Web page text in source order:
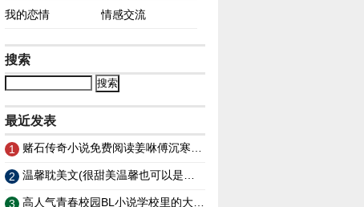
我的恋情 情感交流
搜索
最近发表
1 赌石传奇小说免费阅读姜咻傅沉寒免费阅读全文 （姜咻傅沉寒免费阅读全文无弹窗畅读）
2 温馨耽美文(很甜美温馨也可以是生子文的耽美小说)耽美超甜的校园小说
3 高人气青春校园BL小说学校里的大碗狗粮学霸！我在天台等你哦？耽美超甜的校园小说